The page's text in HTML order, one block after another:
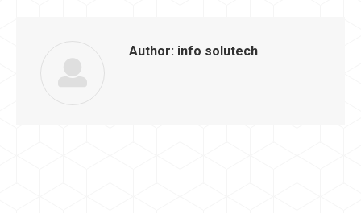
Author: info solutech
Post